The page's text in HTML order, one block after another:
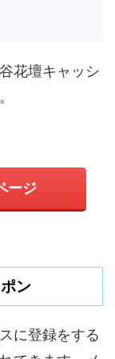
花壇キャッシ
ージ
ン
に登録をする